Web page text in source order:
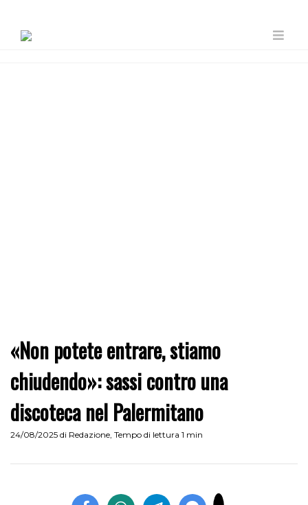
«Non potete entrare, stiamo
chiudendo»: sassi contro una
discoteca nel Palermitano
24/08/2025 di Redazione, Tempo di lettura 1 min